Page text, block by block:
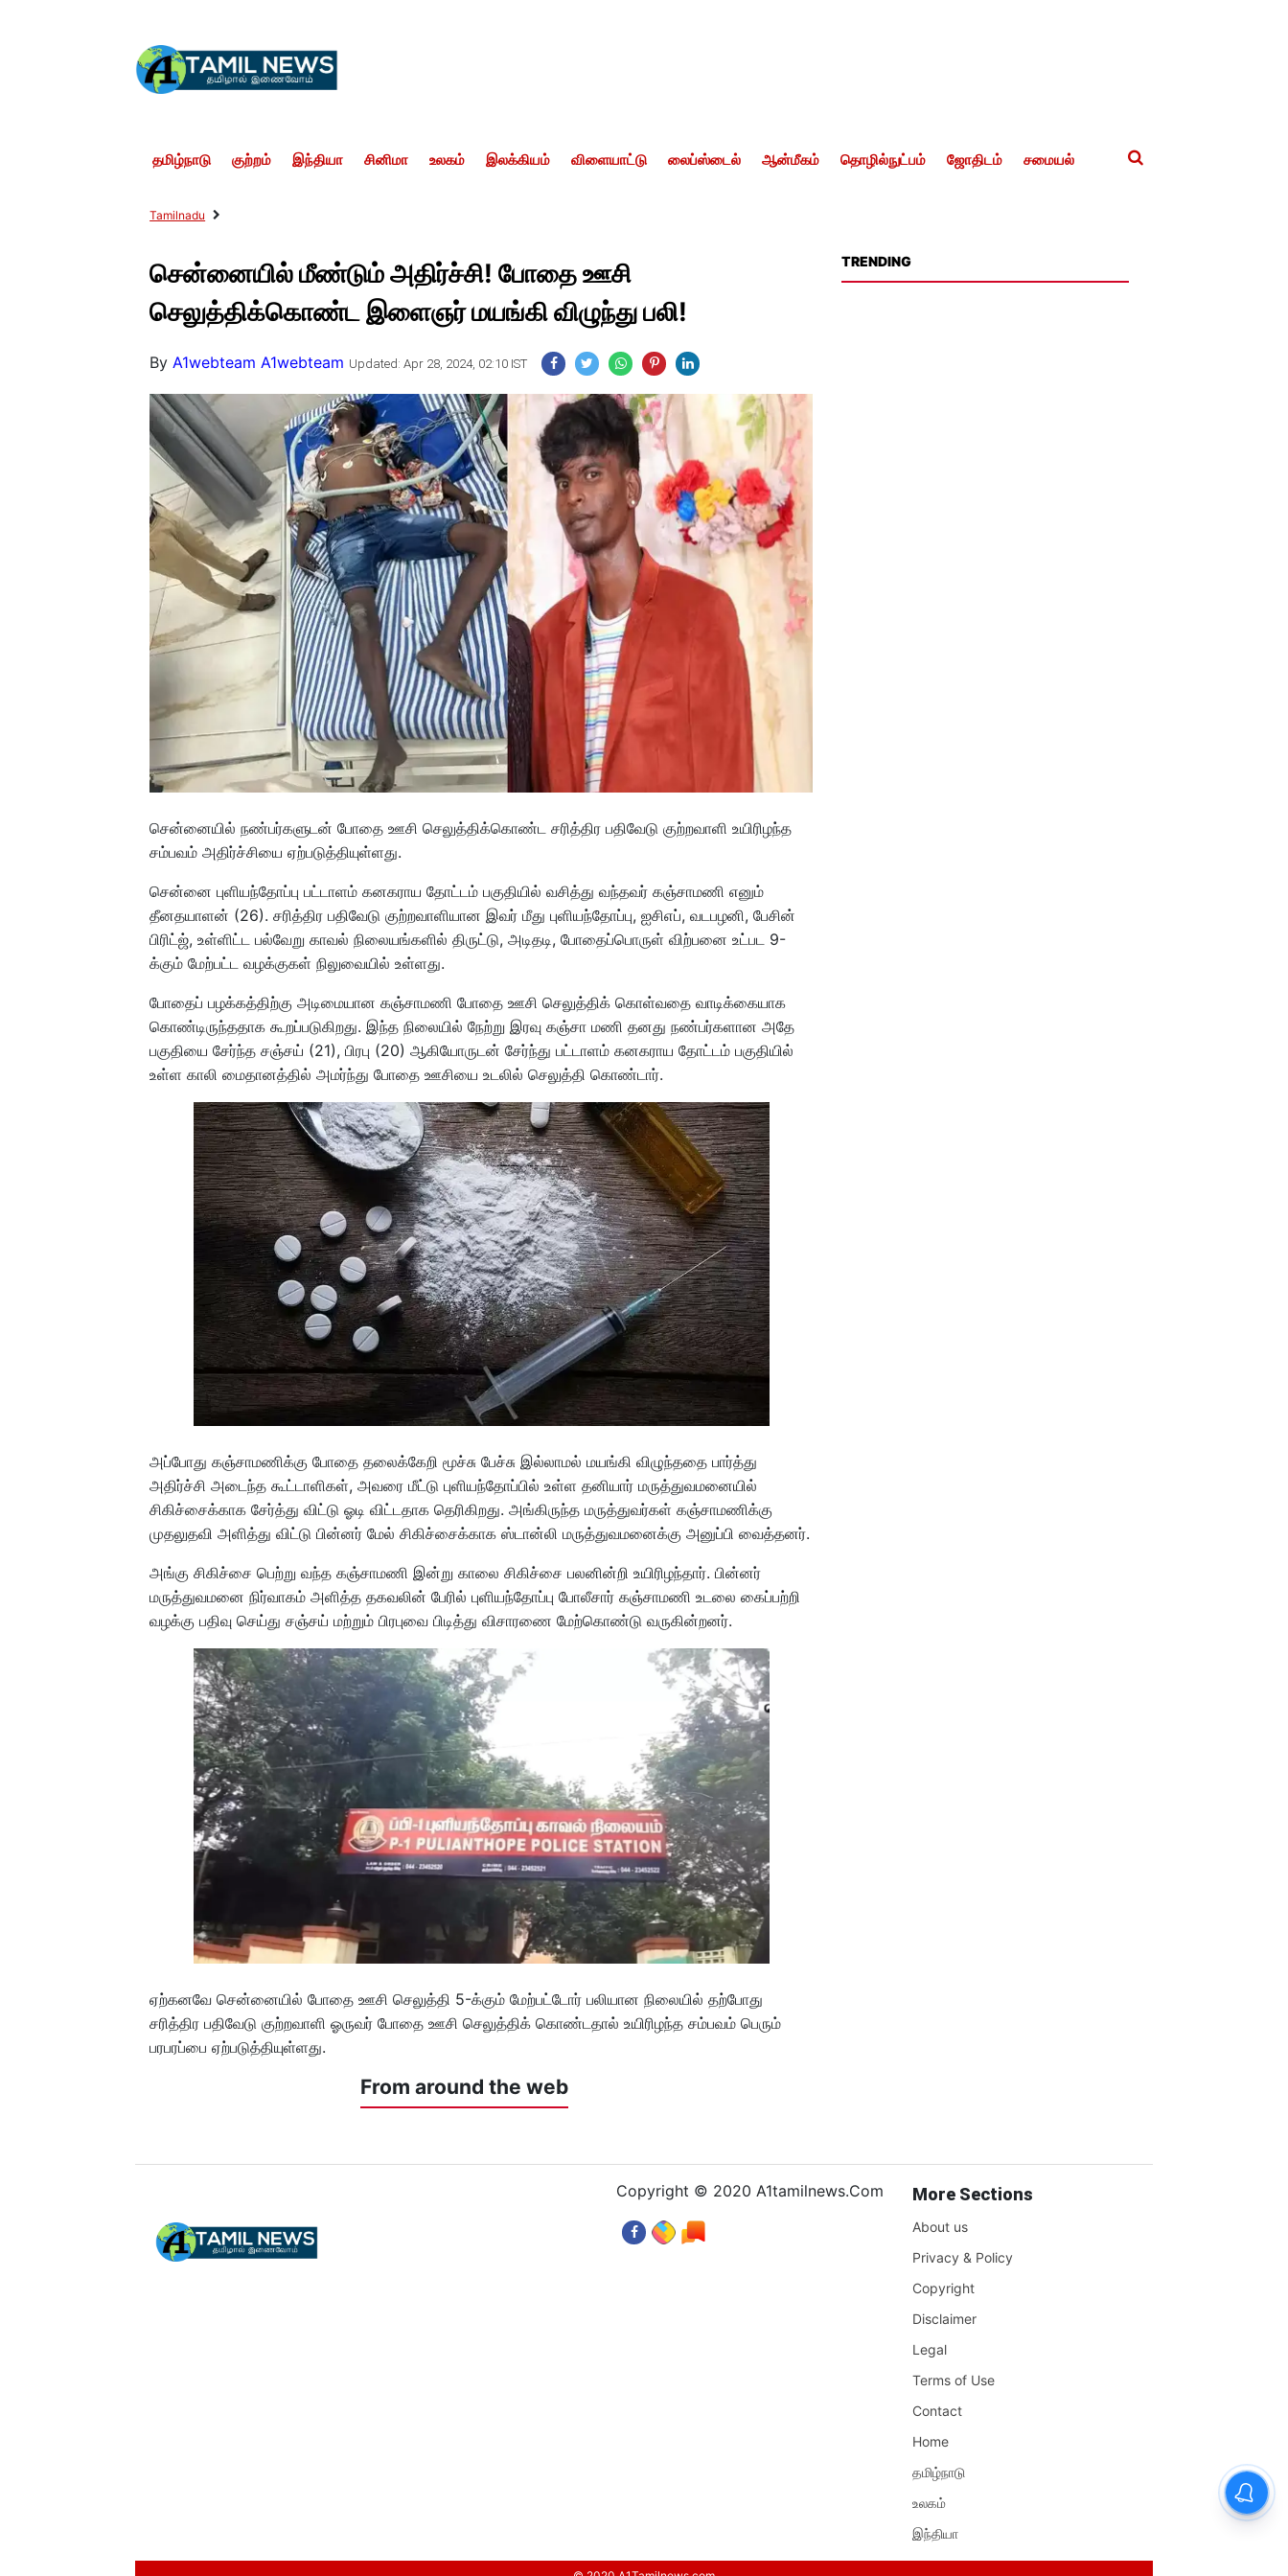
தமிழ்நாடு குற்றம் இந்தியா சினிமா உலகம் இலக்கியம் விளையாட்டு லைப்ஸ்டைல் ஆன்மீகம் தொழில்நுட்பம் ஜோதிடம் சமையல்
Tamilnadu
சென்னையில் மீண்டும் அதிர்ச்சி! போதை ஊசி
செலுத்திக்கொண்ட இளைஞர் மயங்கி விழுந்து பலி!
ByA1webteam A1webteam Updated: Apr 28, 2024, 02:10 IST
சென்னையில் நண்பர்களுடன் போதை ஊசி செலுத்திக்கொண்ட சரித்திர பதிவேடு குற்றவாளி உயிரிழந்த
சம்பவம் அதிர்ச்சியை ஏற்படுத்தியுள்ளது.
சென்னை புளியந்தோப்பு பட்டாளம் கனகராய தோட்டம் பகுதியில் வசித்து வந்தவர் கஞ்சாமணி எனும்
தீனதயாளன் (26). சரித்திர பதிவேடு குற்றவாளியான இவர் மீது புளியந்தோப்பு, ஐசிஎப், வடபழனி, பேசின்
பிரிட்ஜ், உள்ளிட்ட பல்வேறு காவல் நிலையங்களில் திருட்டு, அடிதடி, போதைப்பொருள் விற்பனை உட்பட 9-
க்கும் மேற்பட்ட வழக்குகள் நிலுவையில் உள்ளது.
போதைப் பழக்கத்திற்கு அடிமையான கஞ்சாமணி போதை ஊசி செலுத்திக் கொள்வதை வாடிக்கையாக
கொண்டிருந்ததாக கூறப்படுகிறது. இந்த நிலையில் நேற்று இரவு கஞ்சா மணி தனது நண்பர்களான அதே
பகுதியை சேர்ந்த சஞ்சய் (21), பிரபு (20) ஆகியோருடன் சேர்ந்து பட்டாளம் கனகராய தோட்டம் பகுதியில்
உள்ள காலி மைதானத்தில் அமர்ந்து போதை ஊசியை உடலில் செலுத்தி கொண்டார்.
அப்போது கஞ்சாமணிக்கு போதை தலைக்கேறி‌ மூச்சு பேச்சு இல்லாமல் மயங்கி விழுந்ததை பார்த்து
அதிர்ச்சி அடைந்த கூட்டாளிகள், அவரை மீட்டு புளியந்தோப்பில் உள்ள தனியார் மருத்துவமனையில்
சிகிச்சைக்காக சேர்த்து விட்டு ஓடி விட்டதாக தெரிகிறது. அங்கிருந்த மருத்துவர்கள் கஞ்சாமணிக்கு
முதலுதவி அளித்து விட்டு பின்னர் மேல் சிகிச்சைக்காக ஸ்டான்லி மருத்துவமனைக்கு அனுப்பி வைத்தனர்.‌
அங்கு சிகிச்சை பெற்று வந்த கஞ்சாமணி இன்று காலை சிகிச்சை பலனின்றி உயிரிழந்தார். பின்னர்
மருத்துவமனை நிர்வாகம் அளித்த தகவலின் பேரில் புளியந்தோப்பு போலீசார் கஞ்சாமணி உடலை கைப்பற்றி
வழக்கு பதிவு செய்து சஞ்சய் மற்றும் பிரபுவை பிடித்து விசாரணை மேற்கொண்டு வருகின்றனர்.
ஏற்கனவே சென்னையில் போதை ஊசி செலுத்தி 5-க்கும் மேற்பட்டோர் பலியான நிலையில் தற்போது
சரித்திர பதிவேடு குற்றவாளி ஓருவர் போதை ஊசி செலுத்திக் கொண்டதால் உயிரிழந்த சம்பவம் பெரும்
பரபரப்பை ஏற்படுத்தியுள்ளது.
From around the web
TRENDING
Copyright © 2020 A1tamilnews.Com More Sections
About us
Privacy & Policy
Copyright
Disclaimer
Legal
Terms of Use
Contact
Home
தமிழ்நாடு
உலகம்
இந்தியா